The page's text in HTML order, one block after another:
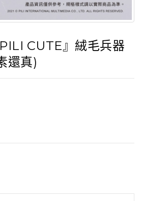
CUTE』絨毛兵器
還真)